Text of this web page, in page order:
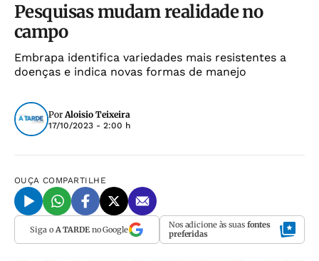
Pesquisas mudam realidade no
campo
Embrapa identifica variedades mais resistentes a
doenças e indica novas formas de manejo
PorAloisio Teixeira
17/10/2023 - 2:00 h
OUÇA COMPARTILHE
Siga o A TARDEno Google Nos adicione às suas fontes
preferidas